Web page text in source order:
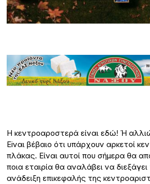
Η κεντροαροστερά είναι εδώ! Ή
Eiναι βέβαιο ότι υπάρχουν αρκετοί
πλάκας. Είναι αυτοί που σήμερα θα
ποια εταιρία θα αναλάβει να
ανάδειξη επικεφαλής της